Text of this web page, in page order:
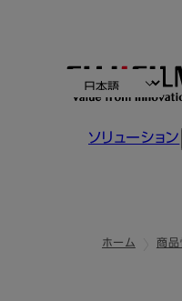
ソリューション
ホーム 商品